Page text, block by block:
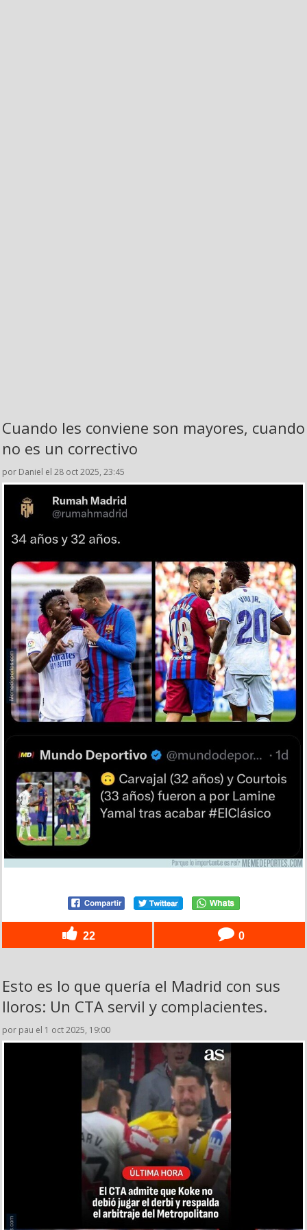
Cuando les conviene son mayores, cuando
no es un correctivo
por Daniel el 28 oct 2025, 23:45
22 0
Esto es lo que quería el Madrid con sus
lloros: Un CTA servil y complacientes.
por pau el 1 oct 2025, 19:00